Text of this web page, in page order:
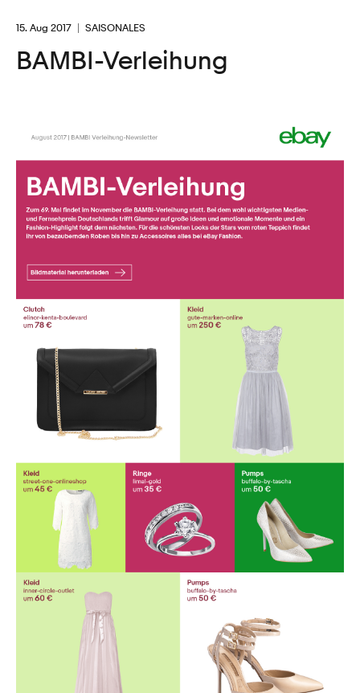
15. Aug 2017 SAISONALES
BAMBI-Verleihung